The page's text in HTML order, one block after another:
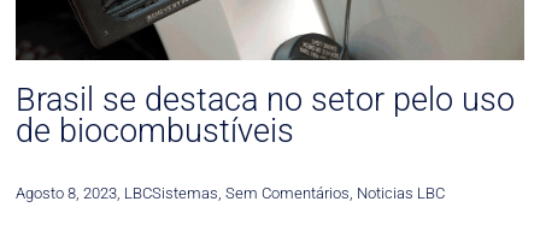
Brasil se destaca no setor pelo uso
de biocombustíveis
Agosto 8, 2023, LBCSistemas, Sem Comentários, Noticias LBC